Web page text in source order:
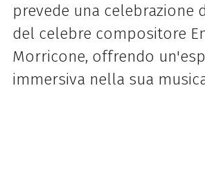
prevede una celebrazione
del celebre compositore
Morricone, offrendo
immersiva nella sua